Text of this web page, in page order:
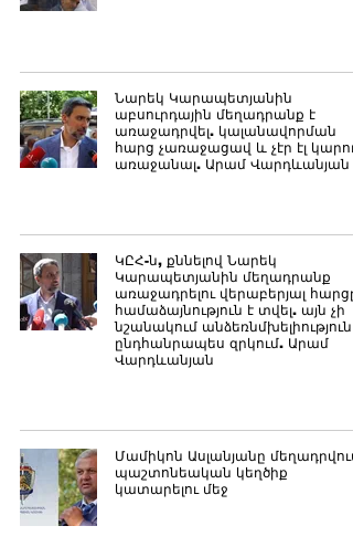
Նարեկ Կարապետյանին
աբսուրդային մեղադրանք է
առաջադրվել. կալանավորման
հարց չառաջացավ և չէր էլ կարող
առաջանալ. Արամ Վարդևանյան
ԿԸՀ-ն, քննելով Նարեկ
Կարապետյանին մեղադրանք
առաջադրելու վերաբերյալ
համաձայնություն է տվել. այն չի
նշանակում
ընդհանրապես զրկում. Արամ
Վարդևանյան
Մամիկոն Ասլանյանը մեղադրվում
պաշտոնեական կեղծիք
կատարելու մեջ